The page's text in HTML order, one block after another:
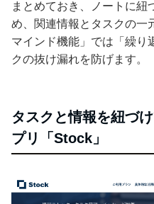
まとめておき、ノートに紐
め、関連情報とタスクの一
マインド機能」では「繰り
クの抜け漏れを防げます。
タスクと情報を紐づ
プリ「Stock」